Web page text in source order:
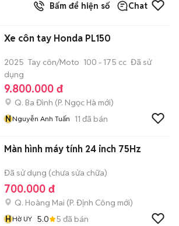
Bấm để hiện số Chat
Xe côn tay Honda PL150
2025 Tay côn/Moto 100 - 175 cc Đã sử
dụng
9.800.000 đ
Q. Ba Đình (P. Ngọc Hà mới)
NNguyễn Anh Tuấn 11 đã bán
Màn hình máy tính 24 inch 75Hz
Đã sử dụng (chưa sửa chữa)
700.000 đ
Q. Hoàng Mai (P. Định Công mới)
HHờ UY 5.0 5 đã bán